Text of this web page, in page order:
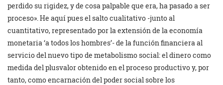
perdido su rigidez, y de cosa palpable que era, ha pasado a ser
proceso». He aquí pues el salto cualitativo -junto al
cuantitativo, representado por la extensión de la economía
monetaria ‘a todos los hombres’- de la función financiera al
servicio del nuevo tipo de metabolismo social: el dinero como
medida del plusvalor obtenido en el proceso productivo y, por
tanto, como encarnación del poder social sobre los